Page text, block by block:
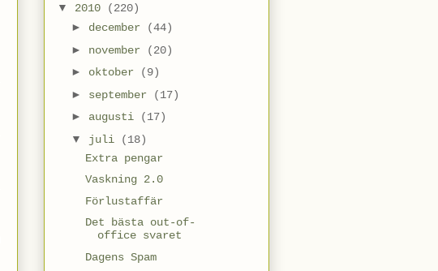
▼ 2010
(220)
► december
(44)
► november
(20)
► oktober
(9)
► september
(17)
► augusti
(17)
▼ juli
(18)
Extra pengar
Vaskning 2.0
Förlustaffär
Det bästa out-of-
office svaret
Dagens Spam